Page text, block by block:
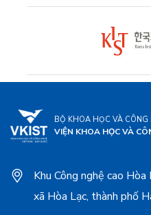
BỘ KHOA HỌC VÀ CÔNG
VIỆN KHOA HỌC VÀ
Khu Công nghệ cao
xã Hòa Lạc, thành phố